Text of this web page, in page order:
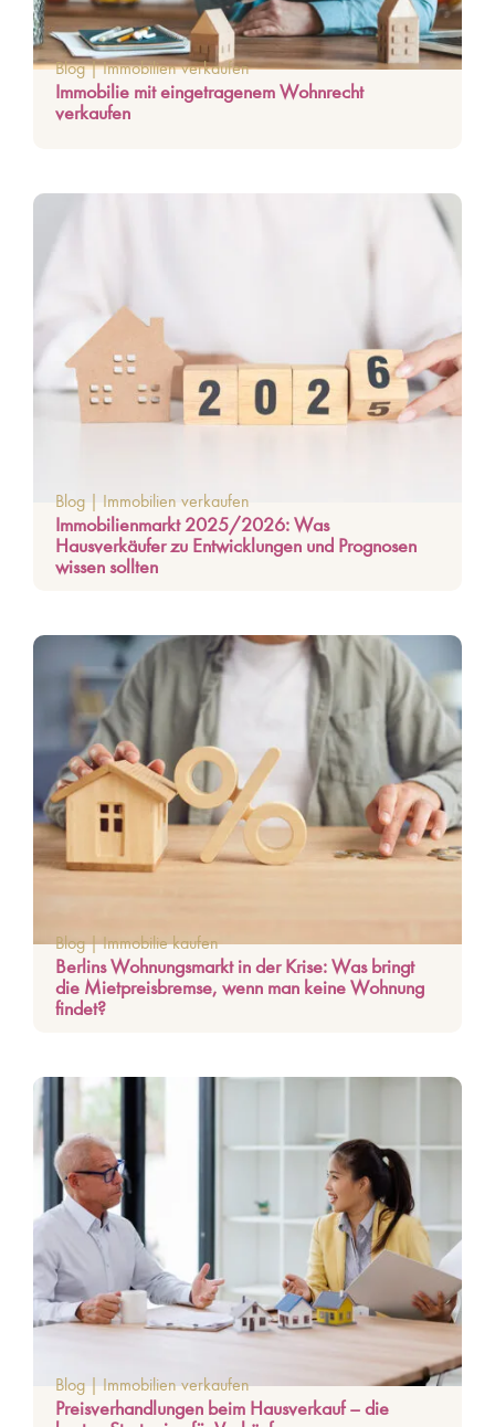
Blog| Immobilien verkaufen
Immobilie mit eingetragenem Wohnrecht
verkaufen
Blog Immobilien verkaufen
Immobilienmarkt 2025/2026: Was
Hausverkäufer zu Entwicklungen und Prognosen
wissen sollten
Blog| Immobilie kaufen
Berlins Wohnungsmarkt in der Krise: Was bringt
die Mietpreisbremse, wenn man keine Wohnung
findet?
Blog Immobilien verkaufen
Preisverhandlungen beim Hausverkauf – die